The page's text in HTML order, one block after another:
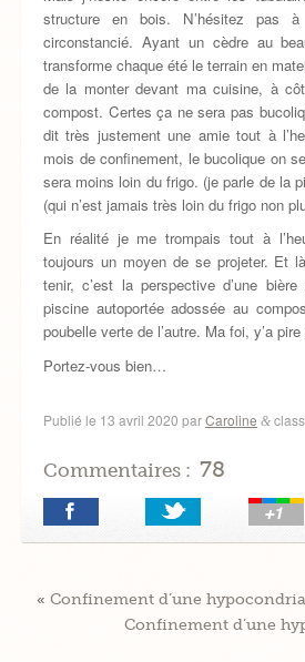
structure en bois. N’hésitez pas
circonstancié. Ayant un cèdre au
transforme chaque été le terrain en
de la monter devant ma cuisine, à
compost. Certes ça ne sera pas
dit très justement une amie tout à
mois de confinement, le bucolique on
sera moins loin du frigo. (je parle de la
(qui n’est jamais très loin du frigo non
En réalité je me trompais tout à
toujours un moyen de se projeter. Et
tenir, c’est la perspective d’une
piscine autoportée adossée au
poubelle verte de l’autre. Ma foi, y’a
Portez-vous bien…
Publié le 13 avril 2020 parCaroline &
Commentaires : 78
«Confinement d’une
Confinement d’une